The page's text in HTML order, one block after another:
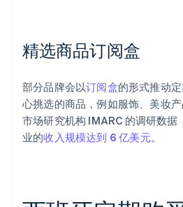
精选商品订阅盒
部分品牌会以订阅盒的形式推动
心挑选的商品，例如服饰、美妆
市场研究机构 IMARC 的调研数
业的收入规模达到 6 亿美元。